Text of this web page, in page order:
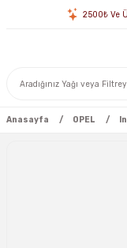
2500₺ Ve
Anasayfa OPEL